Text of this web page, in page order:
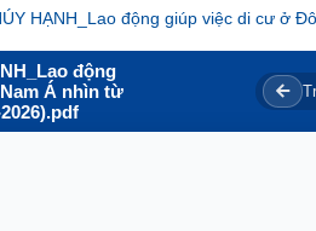
HẠNH_Lao động giúp việc di cư ở